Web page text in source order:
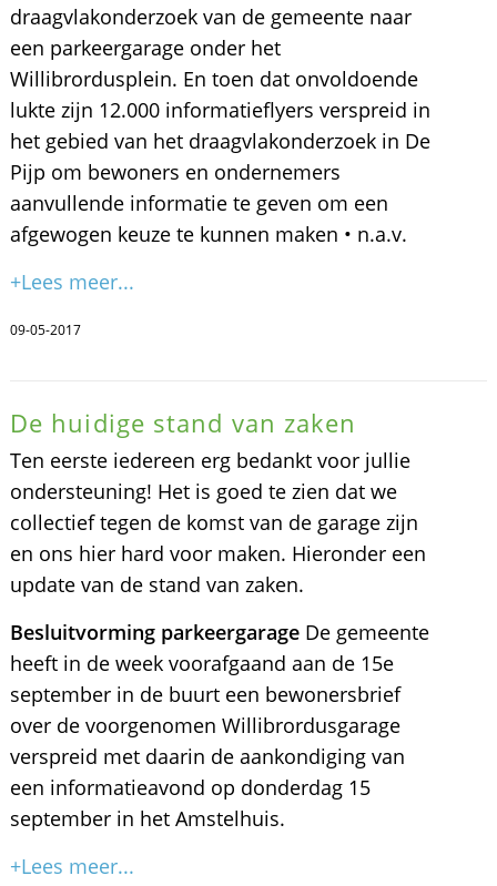
draagvlakonderzoek van de gemeente naar
een parkeergarage onder het
Willibrordusplein. En toen dat onvoldoende
lukte zijn 12.000 informatieflyers verspreid in
het gebied van het draagvlakonderzoek in De
Pijp om bewoners en ondernemers
aanvullende informatie te geven om een
afgewogen keuze te kunnen maken • n.a.v.
+Lees meer...
09-05-2017
De huidige stand van zaken
Ten eerste iedereen erg bedankt voor jullie
ondersteuning! Het is goed te zien dat we
collectief tegen de komst van de garage zijn
en ons hier hard voor maken. Hieronder een
update van de stand van zaken.
Besluitvorming parkeergarageDe gemeente
heeft in de week voorafgaand aan de 15e
september in de buurt een bewonersbrief
over de voorgenomen Willibrordusgarage
verspreid met daarin de aankondiging van
een informatieavond op donderdag 15
september in het Amstelhuis.
+Lees meer...